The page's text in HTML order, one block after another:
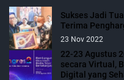
Sukses Jadi
Terima
23 Nov 2022
22-23 Agustus
secara Virtual,
Digital yang